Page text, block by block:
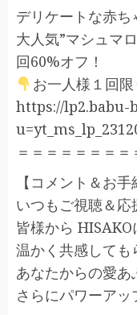
デリケートな赤ち
大人気”マシュマ
回60%オフ！
お一人様１回
https://lp2.babu-
＝＝＝＝＝＝＝
【コメント＆お手
いつもご視聴＆応
皆様から
温かく共感しても
あなたからの愛
さらにパワーアッ